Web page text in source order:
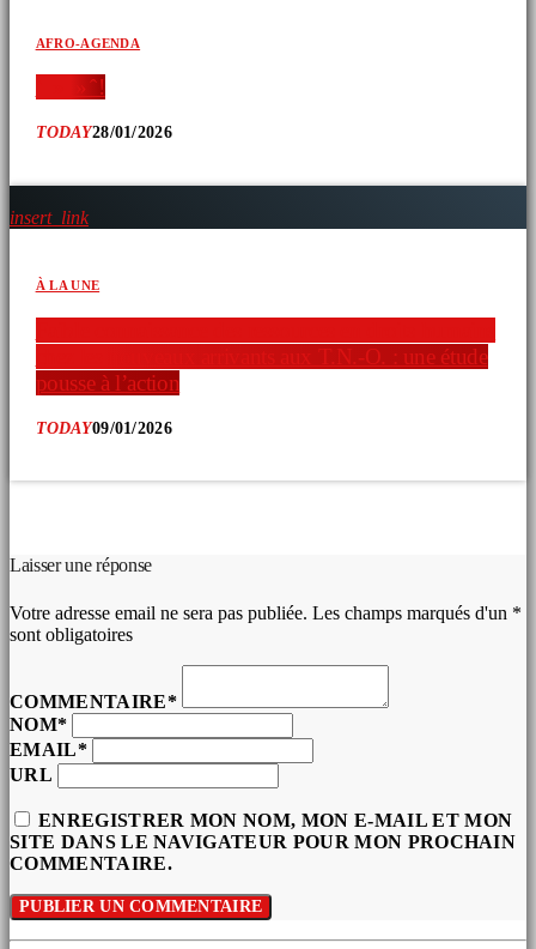
AFRO-AGENDA
‘ » » ̂ !
TODAY28/01/2026
insert_link
À LA UNE
chez les nouveaux arrivants aux T.N.-O. : une étude
pousse à l’action
TODAY09/01/2026
Laisser une réponse
Votre adresse email ne sera pas publiée. Les champs marqués d'un *
sont obligatoires
COMMENTAIRE*
NOM*
EMAIL*
URL
ENREGISTRER MON NOM, MON E-MAIL ET MON
SITE DANS LE NAVIGATEUR POUR MON PROCHAIN
COMMENTAIRE.